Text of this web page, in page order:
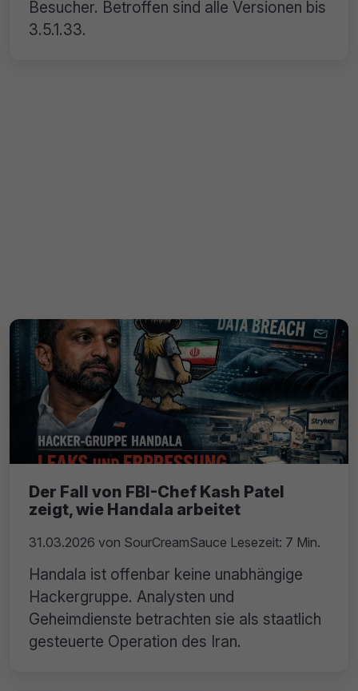
Besucher. Betroffen sind alle Versionen bis
3.5.1.33.
Der Fall von FBI-Chef Kash Patel
zeigt, wie Handala arbeitet
31.03.2026 von SourCreamSauce Lesezeit: 7 Min.
Handala ist offenbar keine unabhängige
Hackergruppe. Analysten und
Geheimdienste betrachten sie als staatlich
gesteuerte Operation des Iran.